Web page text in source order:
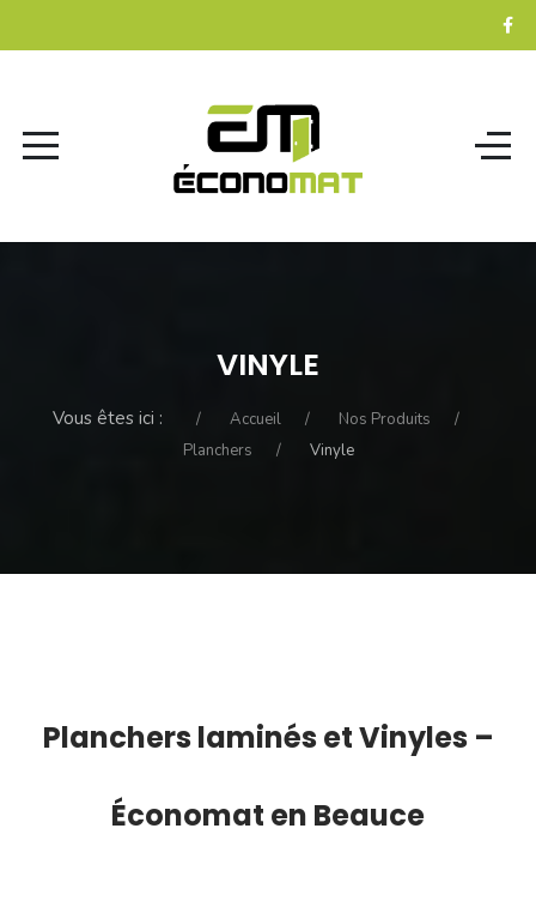
VINYLE
Vous êtes ici : Accueil
Nos Produits
Planchers
Vinyle
Planchers laminés et Vinyles –
Économat en Beauce